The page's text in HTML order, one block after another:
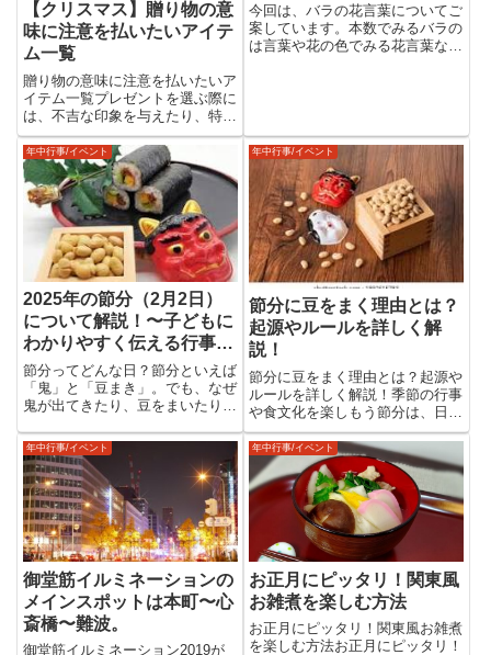
【クリスマス】贈り物の意
味に注意を払いたいアイテ
ム一覧
贈り物の意味に注意を払いたいア
イテム一覧プレゼントを選ぶ際に
は、不吉な印象を与えたり、特定
の意味を持つものに気を付けるこ
とが大切です。贈る相手に失礼と
ならないよう、避けたほうがよい
アイテムや注意が必要なものを確
認しましょう。靴靴やスリッパ
な...
今回は、バラの花言葉についてご
案しています。本数でみるバラの
は言葉や花の色でみる花言葉な
れば嬉しいです。本数でみるバラ
の...
年中行事/イベント
2025年の節分（2月2日）
について解説！〜子どもに
わかりやすく伝える行事の
意味や歴史、楽しみ方のヒ
ント〜
節分ってどんな日？節分といえば
「鬼」と「豆まき」。でも、なぜ
鬼が出てきたり、豆をまいたりす
りませんか？今回は、節分にまつ
わる由来や楽しみ方について、大
人も子どもも分かりやすくお伝え
します！節分とは？節分は「み
ん...
年中行事/イベント
節分に豆をまく理由とは？
起源やルールを詳しく解
説！
節分に豆をまく理由とは？起源や
ルールを詳しく解説！季節の行事
や食文化を楽しもう節分は、日本
の伝統行事のひとつで、家族や地
域で親しまれている風習です。本
記事では、節分の歴史や豆まきの
意味、さらにはその具体的な方法
についてわかりやすくご紹介し
年中行事/イベント
御堂筋イルミネーションの
メインスポットは本町〜心
斎橋〜難波。
御堂筋イルミネーション2019が
年中行事/イベント
お正月にピッタリ！関東風
お雑煮を楽しむ方法
お正月にピッタリ！関東風お雑煮
を楽しむ方法お正月にピッタリ！